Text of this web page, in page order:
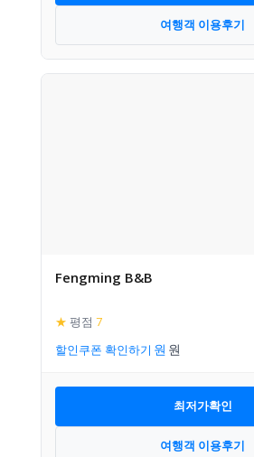
여행객 이용후기
Fengming B&B
★ 평점 7
할인쿠폰 확인하기
최저가확인
여행객 이용후기